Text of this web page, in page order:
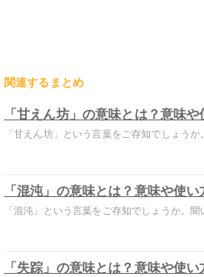
関連するまとめ
「甘えん坊」の意味とは？意味や
「甘えん坊」という言葉をご存知でしょう
「混沌」の意味とは？意味や使い
「混沌」という言葉をご存知でしょうか。
「失踪」の意味とは？意味や使い